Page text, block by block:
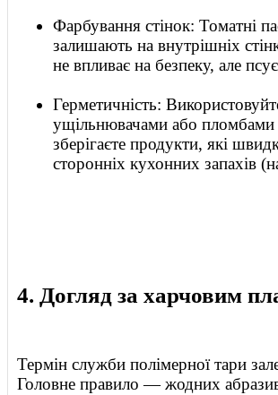
Фарбування стінок: Томатні
залишають на внутрішніх
не впливає на безпеку, але
Герметичність:
ущільнювачами або
зберігаєте продукти, які
сторонніх кухонних запахів
4. Догляд за харчовим
Термін служби полімерної тари
Головне правило — жодних